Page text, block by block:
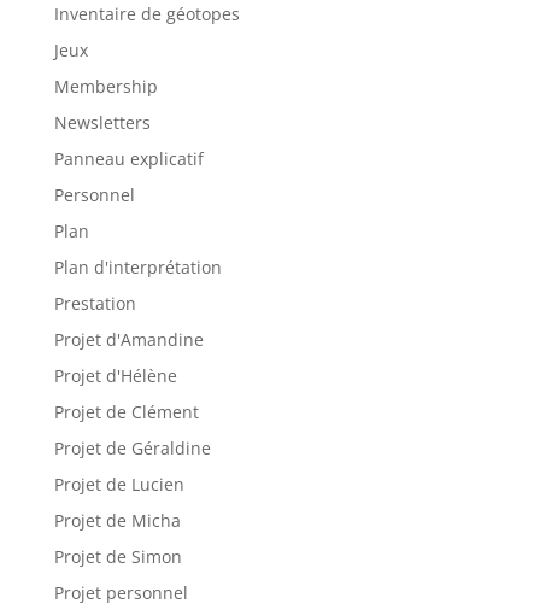
Inventaire de géotopes
Jeux
Membership
Newsletters
Panneau explicatif
Personnel
Plan
Plan d'interprétation
Prestation
Projet d'Amandine
Projet d'Hélène
Projet de Clément
Projet de Géraldine
Projet de Lucien
Projet de Micha
Projet de Simon
Projet personnel